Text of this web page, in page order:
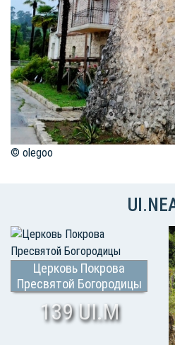
© olegoo
Церковь Покрова
Пресвятой Богородицы
139 UI.M